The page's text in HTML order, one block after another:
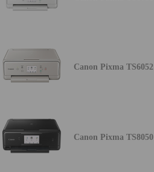
Canon Pixma TS6052
Canon Pixma TS8050